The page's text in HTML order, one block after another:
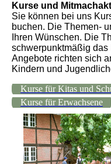
Kurse und
Sie können bei uns
buchen. Die Themen-
Ihren Wünschen. Die
schwerpunktmäßig
Angebote richten sich
Kindern und
Kurse für Kitas und
Kurse für Erwachsene